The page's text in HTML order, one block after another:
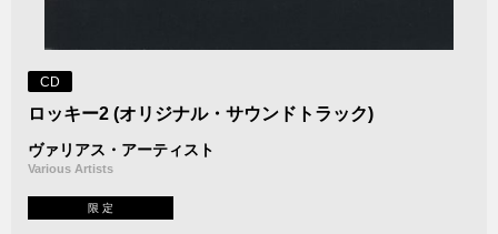
CD
ロッキー2 (オリジナル・サウンドトラック)
ヴァリアス・アーティスト
Various Artists
限 定